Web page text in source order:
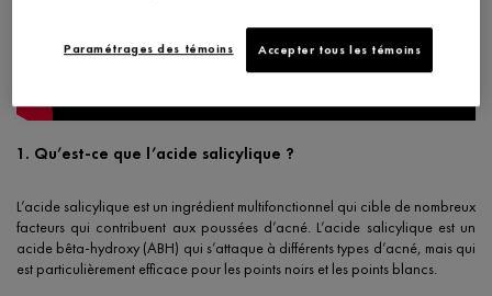
1. Qu’est-ce que l’acide salicylique ?
L’acide salicylique est un ingrédient multifonctionnel qui cible de nombreux
facteurs qui contribuent aux poussées d’acné. L’acide salicylique est un
acide bêta-hydroxy (ABH) qui s’attaque à différents types d’acné, mais qui
est particulièrement efficace pour les points noirs et les points blancs.
Accepter tous les témoins
Paramétrages des témoins